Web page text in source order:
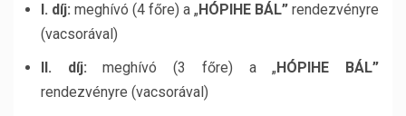
I. díj: meghívó (4 főre) a „HÓPIHE BÁL” rendezvényre
(vacsorával)
II. díj:meghívó (3 főre) a „HÓPIHE BÁL”
rendezvényre (vacsorával)